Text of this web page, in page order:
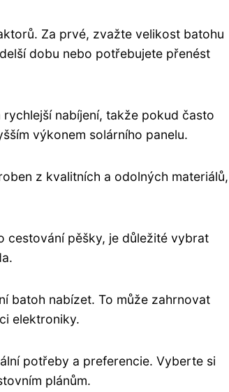
Za prvé, zvažte velikost batohu
dobu nebo potřebujete přenést
nabíjení, takže pokud často
výkonem solárního panelu.
z kvalitních a odolných materiálů,
cestování pěšky, je důležité vybrat
batoh nabízet. To může zahrnovat
elektroniky.
potřeby a preferencie. Vyberte si
plánům.